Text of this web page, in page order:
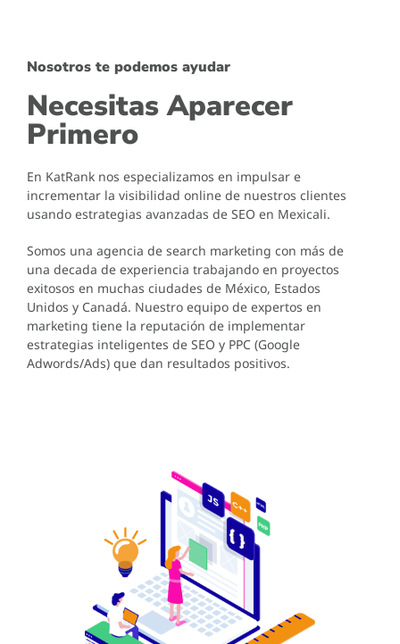
Nosotros te podemos ayudar
Necesitas Aparecer
Primero
En KatRank nos especializamos en impulsar e
incrementar la visibilidad online de nuestros clientes
usando estrategias avanzadas de SEO en Mexicali.
Somos una agencia de search marketing con más de
una decada de experiencia trabajando en proyectos
exitosos en muchas ciudades de México, Estados
Unidos y Canadá. Nuestro equipo de expertos en
marketing tiene la reputación de implementar
estrategias inteligentes de SEO y PPC (Google
Adwords/Ads) que dan resultados positivos.